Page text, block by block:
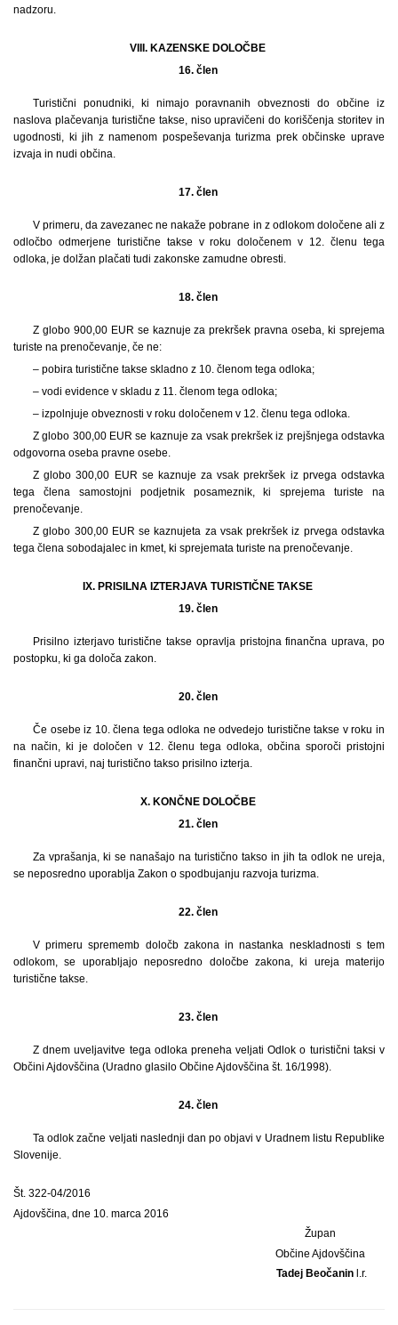
nadzoru.
VIII. KAZENSKE DOLOČBE
16. člen
Turistični ponudniki, ki nimajo poravnanih obveznosti do občine iz
naslova plačevanja turistične takse, niso upravičeni do koriščenja storitev in
ugodnosti, ki jih z namenom pospeševanja turizma prek občinske uprave
izvaja in nudi občina.
17. člen
V primeru, da zavezanec ne nakaže pobrane in z odlokom določene ali z
odločbo odmerjene turistične takse v roku določenem v 12. členu tega
odloka, je dolžan plačati tudi zakonske zamudne obresti.
18. člen
Z globo 900,00 EUR se kaznuje za prekršek pravna oseba, ki sprejema
turiste na prenočevanje, če ne:
– pobira turistične takse skladno z 10. členom tega odloka;
– vodi evidence v skladu z 11. členom tega odloka;
– izpolnjuje obveznosti v roku določenem v 12. členu tega odloka.
Z globo 300,00 EUR se kaznuje za vsak prekršek iz prejšnjega odstavka
odgovorna oseba pravne osebe.
Z globo 300,00 EUR se kaznuje za vsak prekršek iz prvega odstavka
tega člena samostojni podjetnik posameznik, ki sprejema turiste na
prenočevanje.
Z globo 300,00 EUR se kaznujeta za vsak prekršek iz prvega odstavka
tega člena sobodajalec in kmet, ki sprejemata turiste na prenočevanje.
IX. PRISILNA IZTERJAVA TURISTIČNE TAKSE
19. člen
Prisilno izterjavo turistične takse opravlja pristojna finančna uprava, po
postopku, ki ga določa zakon.
20. člen
Če osebe iz 10. člena tega odloka ne odvedejo turistične takse v roku in
na način, ki je določen v 12. členu tega odloka, občina sporoči pristojni
finančni upravi, naj turistično takso prisilno izterja.
X. KONČNE DOLOČBE
21. člen
Za vprašanja, ki se nanašajo na turistično takso in jih ta odlok ne ureja,
se neposredno uporablja Zakon o spodbujanju razvoja turizma.
22. člen
V primeru sprememb določb zakona in nastanka neskladnosti s tem
odlokom, se uporabljajo neposredno določbe zakona, ki ureja materijo
turistične takse.
23. člen
Z dnem uveljavitve tega odloka preneha veljati Odlok o turistični taksi v
Občini Ajdovščina (Uradno glasilo Občine Ajdovščina št. 16/1998).
24. člen
Ta odlok začne veljati naslednji dan po objavi v Uradnem listu Republike
Slovenije.
Št. 322-04/2016
Ajdovščina, dne 10. marca 2016
Župan
Občine Ajdovščina
Tadej Beočaninl.r.